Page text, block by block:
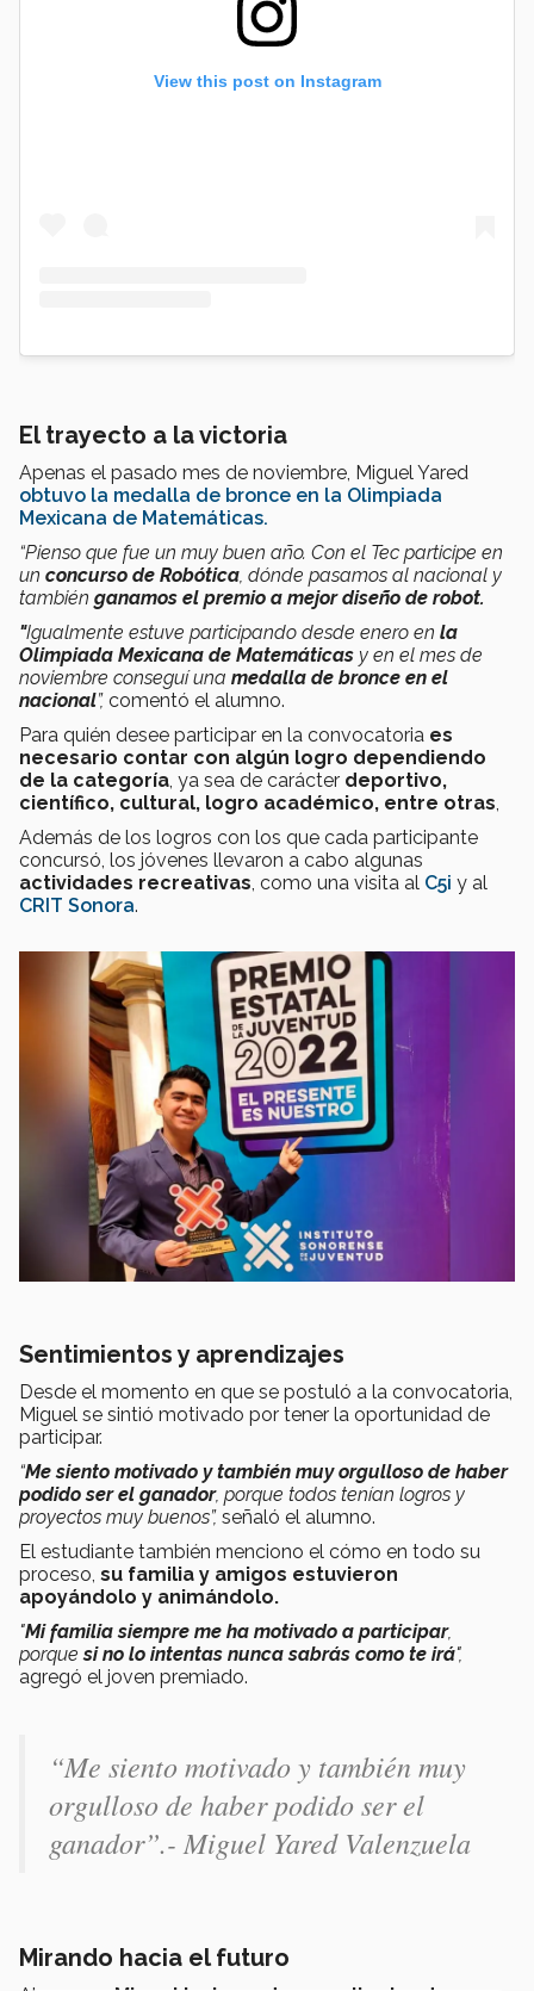
View this post on Instagram
El trayecto a la victoria
Apenas el pasado mes de noviembre, Miguel Yared
obtuvo la medalla de bronce en la Olimpiada
Mexicana de Matemáticas.
“Pienso que fue un muy buen año. Con el Tec participe en
un concurso de Robótica, dónde pasamos al nacional y
también ganamos el premio a mejor diseño de robot.
"Igualmente estuve participando desde enero en la
Olimpiada Mexicana de Matemáticas y en el mes de
noviembre conseguí una medalla de bronce en el
nacional”, comentó el alumno.
Para quién desee participar en la convocatoria es
necesario contar con algún logro dependiendo
de la categoría, ya sea de carácter deportivo,
científico, cultural, logro académico, entre otras,
Además de los logros con los que cada participante
concursó, los jóvenes llevaron a cabo algunas
actividades recreativas, como una visita al C5i y al
CRIT Sonora.
Sentimientos y aprendizajes
Desde el momento en que se postuló a la convocatoria,
Miguel se sintió motivado por tener la oportunidad de
participar.
“Me siento motivado y también muy orgulloso de haber
podido ser el ganador, porque todos tenían logros y
proyectos muy buenos”, señaló el alumno.
El estudiante también menciono el cómo en todo su
proceso, su familia y amigos estuvieron
apoyándolo y animándolo.
"Mi familia siempre me ha motivado a participar,
porquesi no lo intentas nunca sabrás como te irá",
agregó el joven premiado.
“Me siento motivado y también muy
orgulloso de haber podido ser el
ganador”.- Miguel Yared Valenzuela
Mirando hacia el futuro